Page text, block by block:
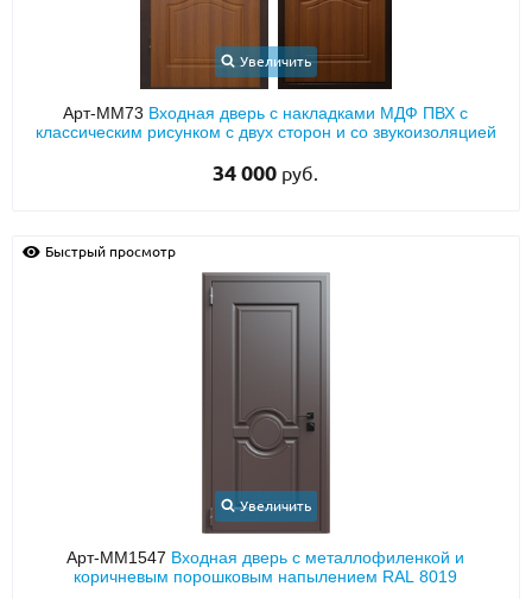
Увеличить
Арт-ММ73 Входная дверь с накладками МДФ ПВХ с
классическим рисунком с двух сторон и со звукоизоляцией
34 000 руб.
Быстрый просмотр
Увеличить
Арт-ММ1547 Входная дверь с металлофиленкой и
коричневым порошковым напылением RAL 8019